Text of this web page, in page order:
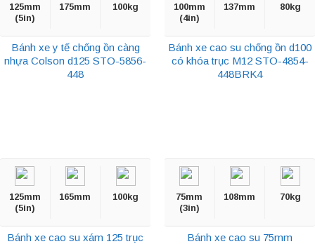
125mm
(5in)
175mm 100kg
Bánh xe y tế chống ồn càng
nhựa Colson d125 STO-5856-
448
100mm
(4in)
137mm 80kg
Bánh xe cao su chống ồn d100
có khóa trục M12 STO-4854-
448BRK4
125mm
(5in)
165mm 100kg
Bánh xe cao su xám 125 trục
75mm
(3in)
108mm 70kg
Bánh xe cao su 75mm